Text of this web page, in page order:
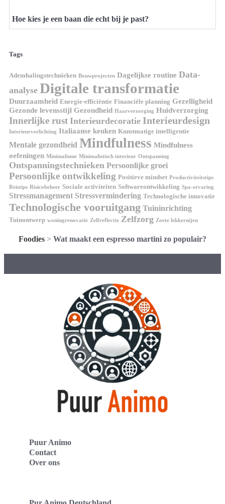
Hoe kies je een baan die echt bij je past?
Tags
Ademhalingstechnieken Bouwprojecten Dagelijkse routine Data-
analyse Digitale transformatie
Duurzaamheid Energie-efficiëntie Financiële planning Gezelligheid
Gezonde levensstijl Gezondheid Haarverzorging Huidverzorging
Innerlijke rust Interieurdecoratie Interieurdesign
Interieurverlichting Italiaanse keuken Kunstmatige intelligentie
Mentale gezondheid Mindfulness Mindfulness
oefeningen Minimalisme Minimalistisch interieur Ontspanning
Ontspanningstechnieken Persoonlijke groei
Persoonlijke ontwikkeling Positieve mindset Productiviteitstips
Reistips Risicobeheer Sociale activiteiten Softwareontwikkeling Spa-ervaring
Stressmanagement Stressvermindering Technologische innovatie
Technologische vooruitgang Tuininrichting
Tuinontwerp woningrenovatie Zelfreflectie Zelfzorg Zoete lekkernijen
Foodies > Wat maakt een espresso martini zo populair?
Puur Animo
Contact
Over ons